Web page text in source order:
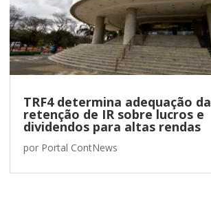
TRF4 determina adequação da
retenção de IR sobre lucros e
dividendos para altas rendas
por Portal ContNews